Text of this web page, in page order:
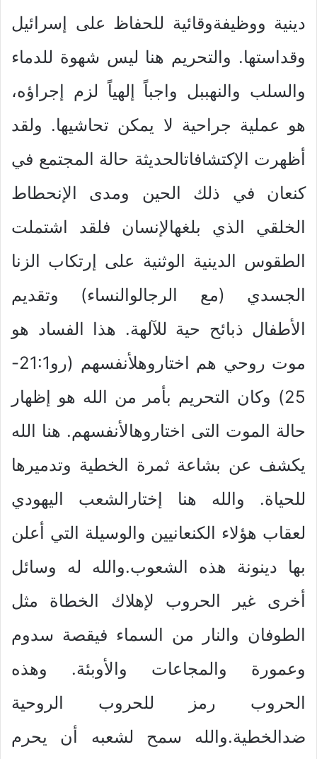
دينية ووظيفةوقائية للحفاظ على إسرائيل
وقداستها. والتحريم هنا ليس شهوة للدماء
والسلب والنهببل واجباً إلهياً لزم إجراؤه،
هو عملية جراحية لا يمكن تحاشيها. ولقد
أظهرت الإكتشافاتالحديثة حالة المجتمع في
كنعان في ذلك الحين ومدى الإنحطاط
الخلقي الذي بلغهالإنسان فلقد اشتملت
الطقوس الدينية الوثنية على إرتكاب الزنا
الجسدي (مع الرجالوالنساء) وتقديم
الأطفال ذبائح حية للآلهة. هذا الفساد هو
موت روحي هم اختاروهلأنفسهم (رو21:1-
25) وكان التحريم بأمر من الله هو إظهار
حالة الموت التى اختاروهالأنفسهم. هنا الله
يكشف عن بشاعة ثمرة الخطية وتدميرها
للحياة. والله هنا إختارالشعب اليهودي
لعقاب هؤلاء الكنعانيين والوسيلة التي أعلن
بها دينونة هذه الشعوب.والله له وسائل
أخرى غير الحروب لإهلاك الخطاة مثل
الطوفان والنار من السماء فيقصة سدوم
وعمورة والمجاعات والأوبئة. وهذه
الحروب رمز للحروب الروحية
ضدالخطية.والله سمح لشعبه أن يحرم